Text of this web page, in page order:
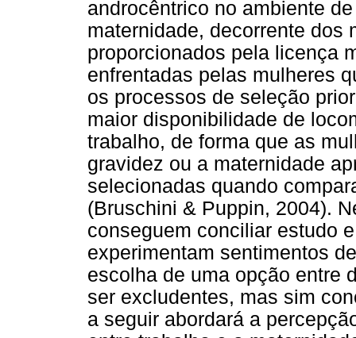
androcêntrico no ambiente
maternidade, decorrente dos
proporcionados pela licença
enfrentadas pelas mulheres
os processos de seleção
maior disponibilidade de
trabalho, de forma que as
gravidez ou a maternidade
selecionadas quando
(Bruschini & Puppin, 2004).
conseguem conciliar estudo
experimentam sentimentos
escolha de uma opção entre
ser excludentes, mas sim
a seguir abordará a